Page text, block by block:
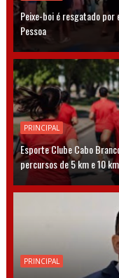
Peixe-boi é resgatado por
Pessoa
PRINCIPAL
Esporte Clube Cabo
percursos de 5 km e 10
PRINCIPAL